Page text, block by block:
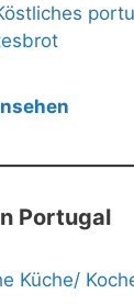
Portugal